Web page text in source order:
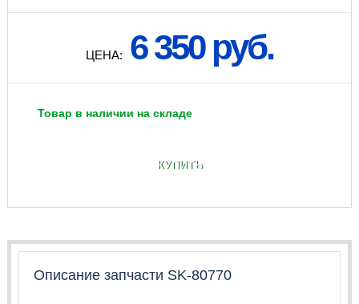
ЦЕНА: 6 350 руб.
Товар в наличии на складе
КУПИТЬ
Описание запчасти SK-80770